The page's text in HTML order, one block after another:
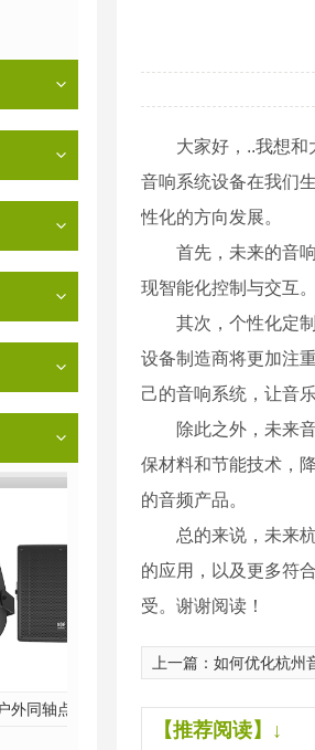
源 B 18 WP紧凑的可吊挂超低音
大家好，..我想和
音响系统设备在我们
性化的方向发展。
首先，未来的音
现智能化控制与交互
其次，个性化定
设备制造商将更加注
己的音响系统，让音
除此之外，未来
保材料和节能技术，
的音频产品。
总的来说，未来
的应用，以及更多符
受。谢谢阅读！
上一篇： 如何优化杭州
【推荐阅读】↓